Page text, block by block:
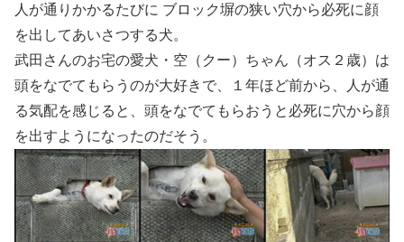
人が通りかかるたびに ブロック塀の狭い穴から必死に顔
を出してあいさつする犬。
武田さんのお宅の愛犬・空（クー）ちゃん（オス２歳）は
頭をなでてもらうのが大好きで、１年ほど前から、人が通
る気配を感じると、頭をなでてもらおうと必死に穴から顔
を出すようになったのだそう。